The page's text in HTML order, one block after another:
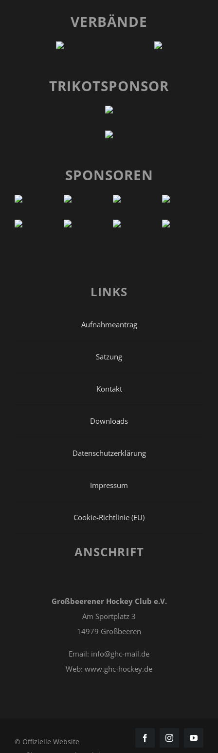
VERBÄNDE
TRIKOTSPONSOR
SPONSOREN
LINKS
Aufnahmeantrag
Satzung
Kontakt
Downloads
Datenschutzerklärung
Impressum
Cookie-Richtlinie (EU)
ANSCHRIFT
Großbeerener Hockey Club e.V.
Am Sportplatz 3
14979 Großbeeren
Email: info@ghc-mail.de
Web: www.ghc-hockey.de
© Offizielle Website